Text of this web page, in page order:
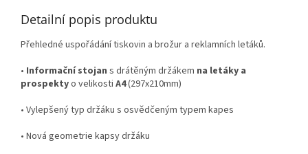
Detailní popis produktu
Přehledné uspořádání tiskovin a brožur a reklamních letáků.
• Informační stojan s drátěným držákem na letáky a
prospektyo velikosti A4(297x210mm)
• Vylepšený typ držáku s osvědčeným typem kapes
• Nová geometrie kapsy držáku